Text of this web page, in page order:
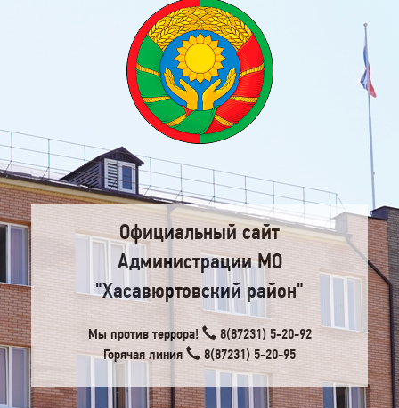
Официальный сайт
Администрации МО
"Хасавюртовский район"
Мы против террора!
8(87231) 5-20-92
Горячая линия
8(87231) 5-20-95